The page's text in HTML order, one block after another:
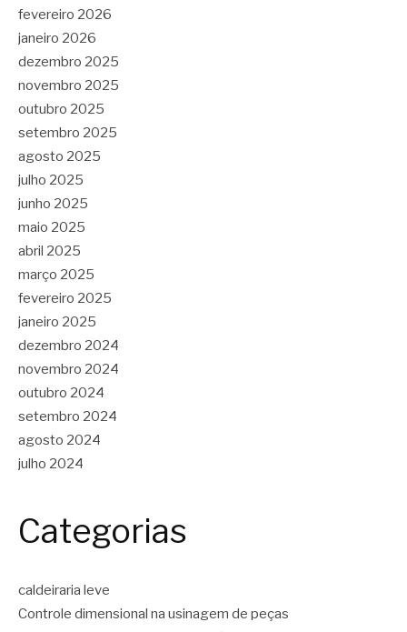
fevereiro 2026
janeiro 2026
dezembro 2025
novembro 2025
outubro 2025
setembro 2025
agosto 2025
julho 2025
junho 2025
maio 2025
abril 2025
março 2025
fevereiro 2025
janeiro 2025
dezembro 2024
novembro 2024
outubro 2024
setembro 2024
agosto 2024
julho 2024
Categorias
caldeiraria leve
Controle dimensional na usinagem de peças